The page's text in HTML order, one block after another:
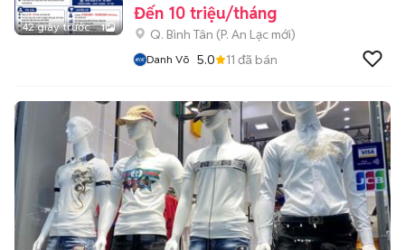
42 giây trước 1
Đến 10 triệu/tháng
Q. Bình Tân (P. An Lạc mới)
Danh Võ 5.0 11 đã bán